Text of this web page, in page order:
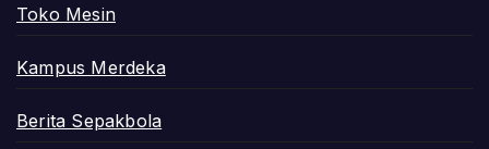
Toko Mesin
Kampus Merdeka
Berita Sepakbola